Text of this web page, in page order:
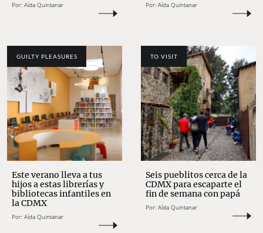
Por: Aída Quintanar Por: Aída Quintanar
GUILTY PLEASURES
Este verano lleva a tus
hijos a estas librerías y
bibliotecas infantiles en
la CDMX
Por: Aída Quintanar
TO VISIT
Seis pueblitos cerca de la
CDMX para escaparte el
fin de semana con papá
Por: Aída Quintanar